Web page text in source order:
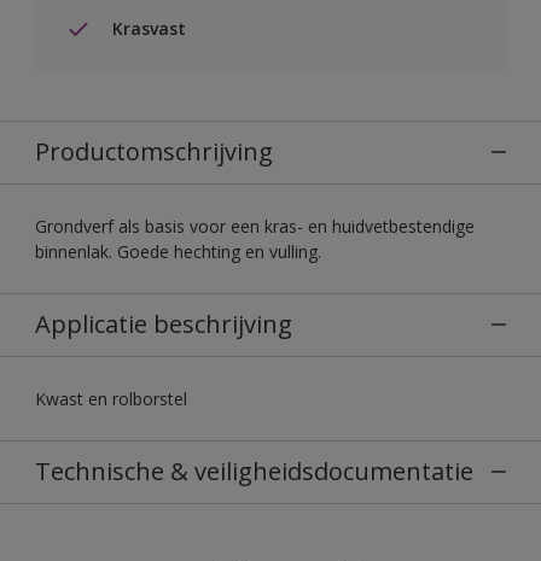
Krasvast
Productomschrijving
Grondverf als basis voor een kras- en huidvetbestendige
binnenlak. Goede hechting en vulling.
Applicatie beschrijving
Kwast en rolborstel
Technische & veiligheidsdocumentatie